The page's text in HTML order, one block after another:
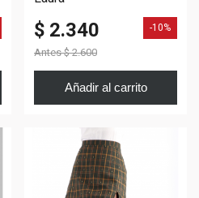
$ 2.340
Antes $ 2.600
-10%
Añadir al carrito